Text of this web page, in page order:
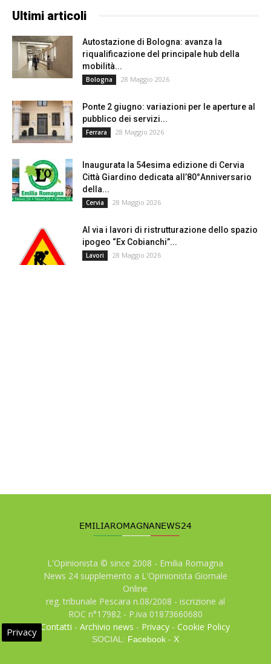
Ultimi articoli
Autostazione di Bologna: avanza la
riqualificazione del principale hub della
mobilità...
Bologna 28 Maggio 2026
Ponte 2 giugno: variazioni per le aperture al
pubblico dei servizi...
Ferrara 28 Maggio 2026
Inaugurata la 54esima edizione di Cervia
Città Giardino dedicata all’80°Anniversario
della...
Cervia 28 Maggio 2026
Al via i lavori di ristrutturazione dello spazio
ipogeo “Ex Cobianchi”...
Lavori 28 Maggio 2026
L'Opinionista © since 2008 - Emilia Romagna
News 24 supplemento a L'Opinionista Giornale
Online
reg. tribunale Pescara n.08/2008 - iscrizione al
ROC n°17982 - P.iva 01873660680
Contatti -Archivio news - Privacy -Cookie Policy
SOCIAL: Facebook- X
Privacy